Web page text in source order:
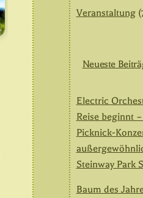
Veranstaltung
Neueste
Electric
Reise beginnt
Picknick-
Steinway Park
Baum des